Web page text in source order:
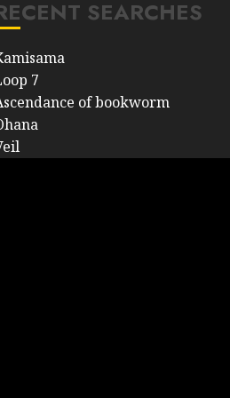
SEARCHES
7
of bookworm